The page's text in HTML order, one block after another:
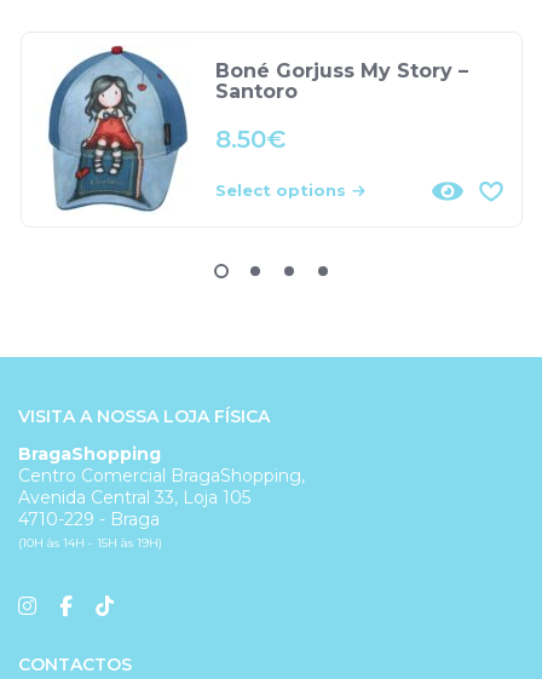
Boné Gorjuss My Story –
Santoro
8.50€
Select options
VISITA A NOSSA LOJA FÍSICA
BragaShopping
Centro Comercial BragaShopping,
Avenida Central 33, Loja 105
4710-229 - Braga
(10H às 14H - 15H às 19H)
CONTACTOS